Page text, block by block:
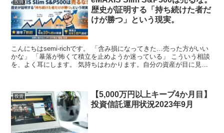
投資
歴史が証明する「持ち続けた者だ
けが勝つ」という現実。
こんにちはsemi-richです。 「含み損になってきた…売った方がいい
かな」 「暴落が怖くて積立を止めようか迷っている」 こういう相談
を、よく耳にします。 気持ちはわかります。自分の資産が目に見え
投資
【5,000万円以上キープ4か月目】
投資信託運用状況2023年9月